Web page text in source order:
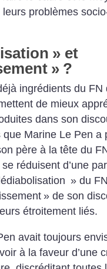
problèmes
» et
» ?
ingrédients du FN
de mieux
dans son
Marine Le Pen a
père à la tête du
réduisent d’une
» du
» de son
étroitement liés.
avait toujours
à la faveur d’une